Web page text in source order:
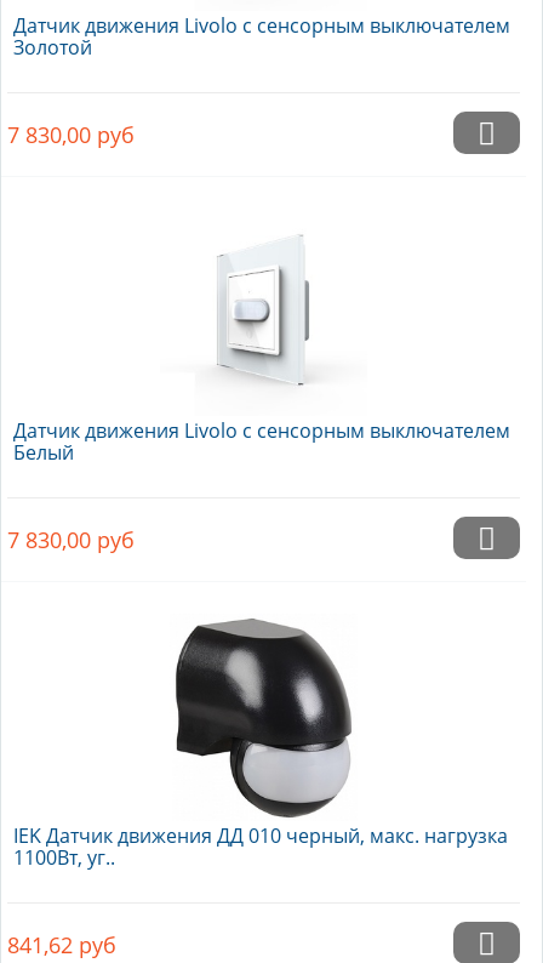
Датчик движения Livolo с сенсорным выключателем
Золотой
7 830,00 руб
Датчик движения Livolo с сенсорным выключателем
Белый
7 830,00 руб
IEK Датчик движения ДД 010 черный, макс. нагрузка
1100Вт, уг..
841,62 руб